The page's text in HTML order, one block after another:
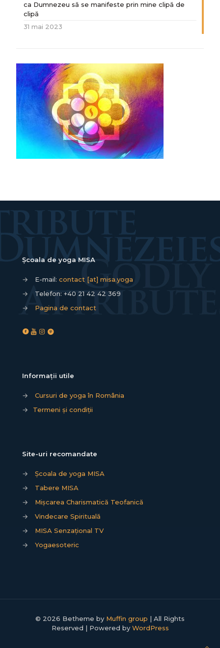
ca Dumnezeu să se manifeste prin mine clipă de
clipă
31 mai 2023
Școala de yoga MISA
→ E-mail: contact [at] misa.yoga
→
Telefon: +40 21 42 42 369
→
Pagina de contact
Informații utile
→
Cursuri de yoga în România
→
Termeni și condiții
Site-uri recomandate
→
Școala de yoga MISA
→
Tabere MISA
→
Mișcarea Charismatică Teofanică
→
Vindecare Spirituală
→
MISA Senzațional TV
→
Yogaesoteric
© 2026 Betheme by Muffin group | All Rights
Reserved | Powered by WordPress